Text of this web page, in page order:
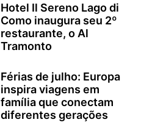
Hotel Il Sereno Lago di
Como inaugura seu 2º
restaurante, o Al
Tramonto
Férias de julho: Europa
inspira viagens em
família que conectam
diferentes gerações